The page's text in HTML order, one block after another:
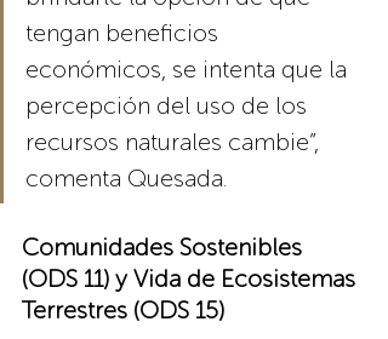
tengan beneficios
económicos, se intenta que la
percepción del uso de los
recursos naturales cambie”,
comenta Quesada.
Comunidades Sostenibles
(ODS 11) y Vida de Ecosistemas
Terrestres (ODS 15)